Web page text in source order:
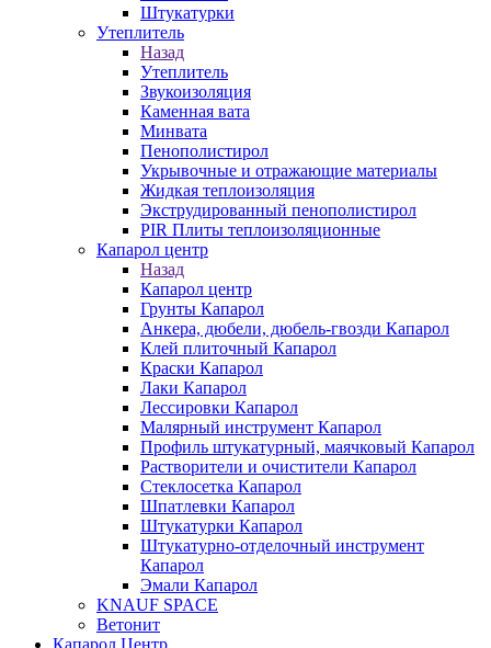
Штукатурки
Утеплитель
Назад
Утеплитель
Звукоизоляция
Каменная вата
Минвата
Пенополистирол
Укрывочные и отражающие материалы
Жидкая теплоизоляция
Экструдированный пенополистирол
PIR Плиты теплоизоляционные
Капарол центр
Назад
Капарол центр
Грунты Капарол
Анкера, дюбели, дюбель-гвозди Капарол
Клей плиточный Капарол
Краски Капарол
Лаки Капарол
Лессировки Капарол
Малярный инструмент Капарол
Профиль штукатурный, маячковый Капарол
Растворители и очистители Капарол
Cтеклосетка Капарол
Шпатлевки Капарол
Штукатурки Капарол
Штукатурно-отделочный инструмент
Капарол
Эмали Капарол
KNAUF SPACE
Ветонит
Капарол Центр